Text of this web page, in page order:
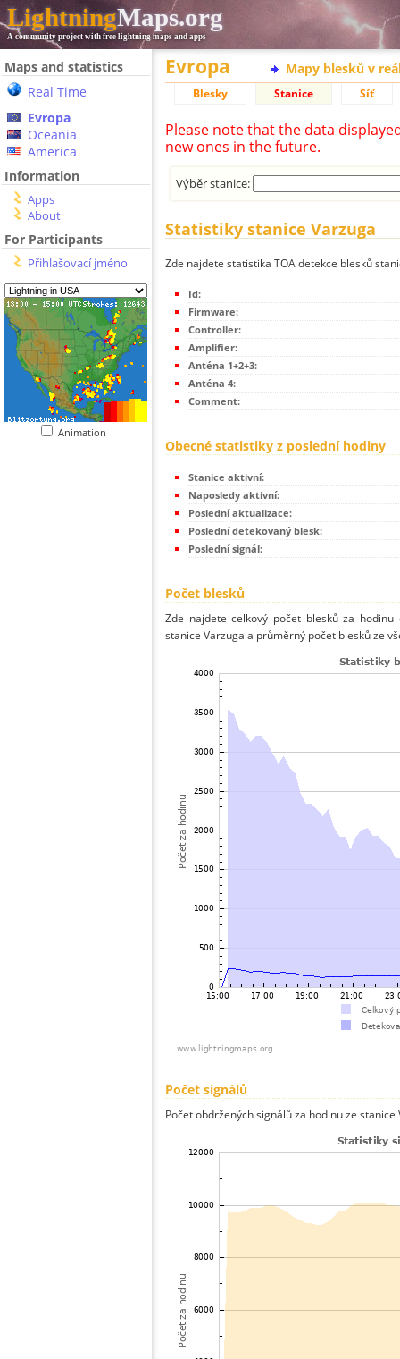
LightningMaps.org
A community project with free lightning maps and apps
Maps and statistics
Real Time
Evropa
Oceania
America
Information
Apps
About
For Participants
Přihlašovací jméno
Animation
Evropa Mapy blesků v
Blesky Stanice Síť
Please note that the data
new ones in the future.
Výběr stanice:
Statistiky stanice Varzuga
Zde najdete statistika TOA detekce blesků
Id:
Firmware:
Controller:
Amplifier:
Anténa 1+2+3:
Anténa 4:
Comment:
Obecné statistiky z poslední hodiny
Stanice aktivní:
Naposledy aktivní:
Poslední aktualizace:
Poslední detekovaný blesk:
Poslední signál:
Počet blesků
Zde najdete celkový počet blesků za
stanice Varzuga a průměrný počet blesků ze
Počet signálů
Počet obdržených signálů za hodinu ze